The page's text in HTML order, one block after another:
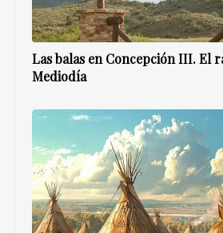
Las balas en Concepción III. El
Mediodía